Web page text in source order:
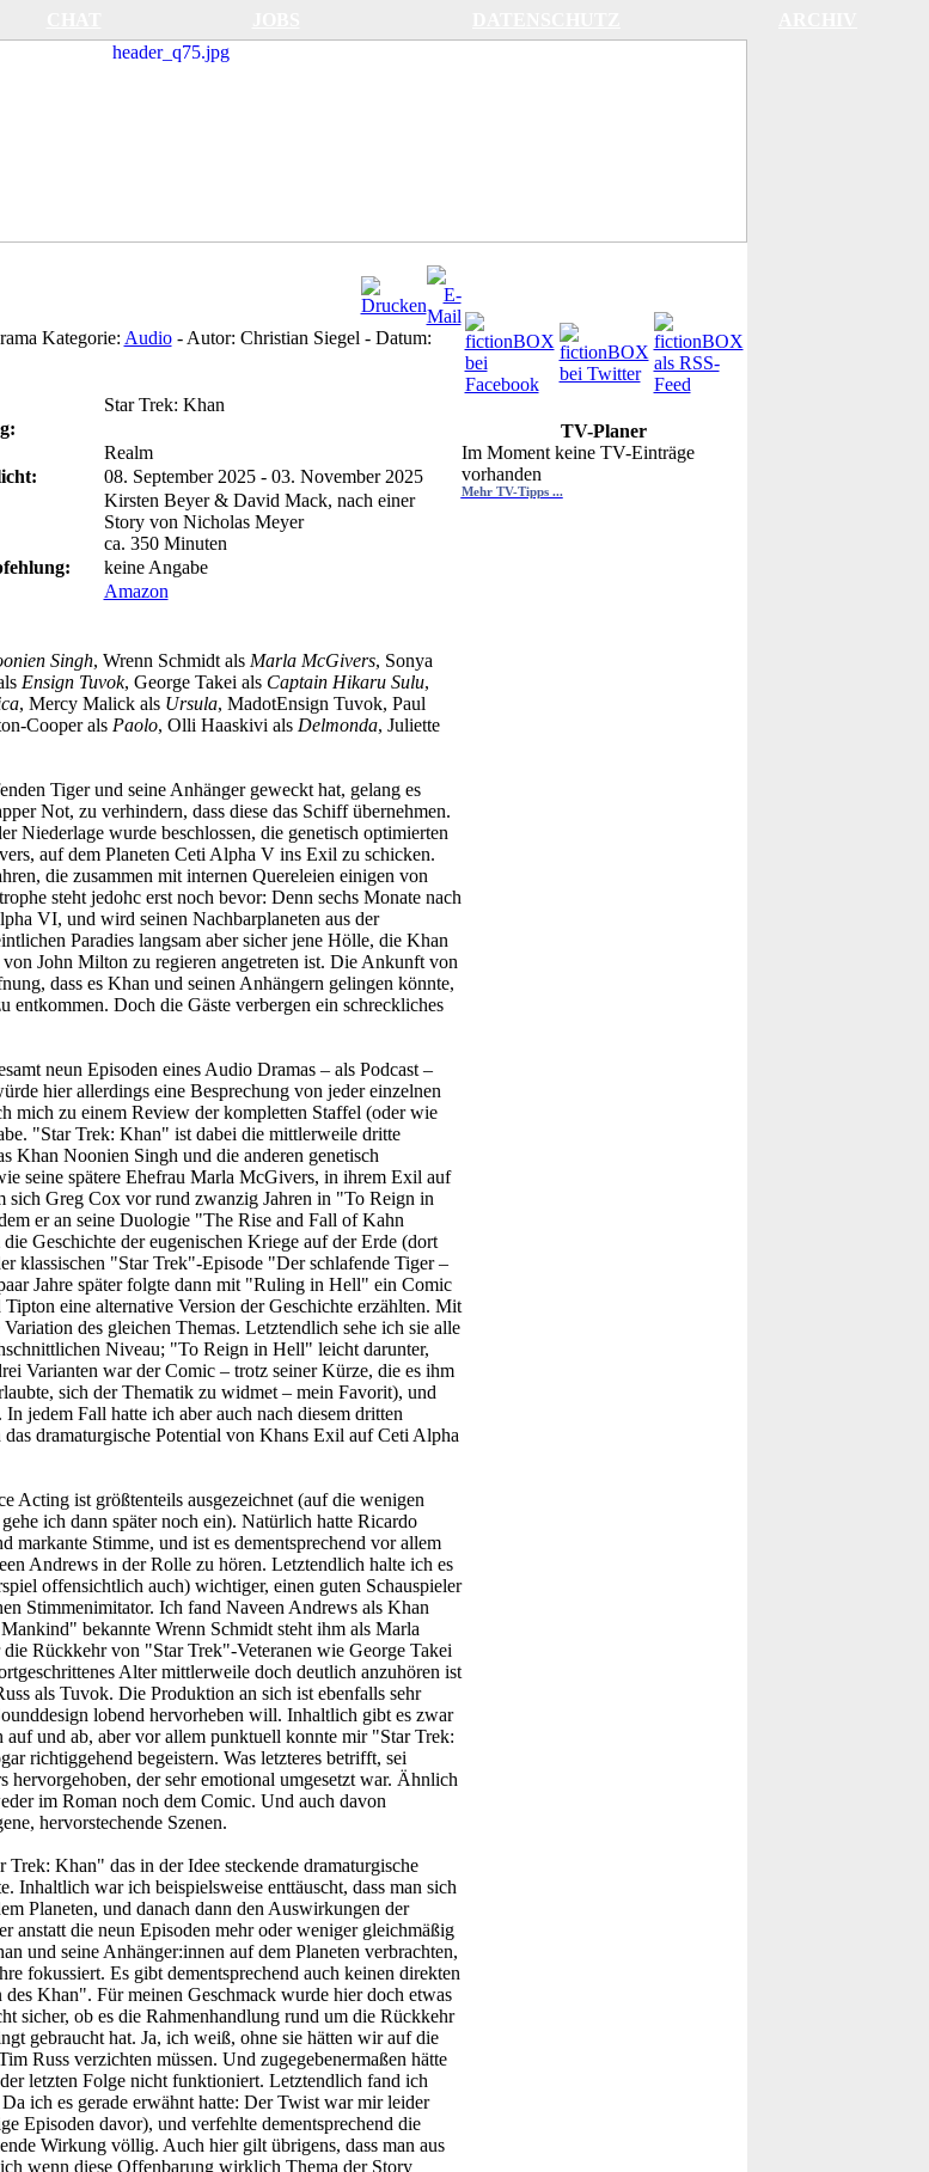
Kategorie: Audio- Autor: Christian Siegel - Datum:
Star Trek: Khan
Realm
08. September 2025 - 03. November 2025
Kirsten Beyer & David Mack, nach einer
Story von Nicholas Meyer
ca. 350 Minuten
keine Angabe
Amazon
Singh, Wrenn Schmidt als Marla McGivers, Sonya
Ensign Tuvok, George Takei als Captain Hikaru Sulu,
, Mercy Malick als Ursula, MadotEnsign Tuvok, Paul
Cooper als Paolo, Olli Haaskivi als Delmonda, Juliette
Tiger und seine Anhänger geweckt hat, gelang es
Not, zu verhindern, dass diese das Schiff übernehmen.
Niederlage wurde beschlossen, die genetisch optimierten
auf dem Planeten Ceti Alpha V ins Exil zu schicken.
die zusammen mit internen Quereleien einigen von
steht jedohc erst noch bevor: Denn sechs Monate nach
VI, und wird seinen Nachbarplaneten aus der
Paradies langsam aber sicher jene Hölle, die Khan
John Milton zu regieren angetreten ist. Die Ankunft von
dass es Khan und seinen Anhängern gelingen könnte,
entkommen. Doch die Gäste verbergen ein schreckliches
neun Episoden eines Audio Dramas – als Podcast –
hier allerdings eine Besprechung von jeder einzelnen
mich zu einem Review der kompletten Staffel (oder wie
"Star Trek: Khan" ist dabei die mittlerweile dritte
Khan Noonien Singh und die anderen genetisch
seine spätere Ehefrau Marla McGivers, in ihrem Exil auf
Greg Cox vor rund zwanzig Jahren in "To Reign in
er an seine Duologie "The Rise and Fall of Kahn
Geschichte der eugenischen Kriege auf der Erde (dort
klassischen "Star Trek"-Episode "Der schlafende Tiger –
Jahre später folgte dann mit "Ruling in Hell" ein Comic
eine alternative Version der Geschichte erzählten. Mit
des gleichen Themas. Letztendlich sehe ich sie alle
Niveau; "To Reign in Hell" leicht darunter,
Varianten war der Comic – trotz seiner Kürze, die es ihm
sich der Thematik zu widmet – mein Favorit), und
jedem Fall hatte ich aber auch nach diesem dritten
dramaturgische Potential von Khans Exil auf Ceti Alpha
Acting ist größtenteils ausgezeichnet (auf die wenigen
ich dann später noch ein). Natürlich hatte Ricardo
markante Stimme, und ist es dementsprechend vor allem
Andrews in der Rolle zu hören. Letztendlich halte ich es
offensichtlich auch) wichtiger, einen guten Schauspieler
Stimmenimitator. Ich fand Naveen Andrews als Khan
bekannte Wrenn Schmidt steht ihm als Marla
Rückkehr von "Star Trek"-Veteranen wie George Takei
Alter mittlerweile doch deutlich anzuhören ist
als Tuvok. Die Produktion an sich ist ebenfalls sehr
lobend hervorheben will. Inhaltlich gibt es zwar
auf und ab, aber vor allem punktuell konnte mir "Star Trek:
richtiggehend begeistern. Was letzteres betrifft, sei
der sehr emotional umgesetzt war. Ähnlich
im Roman noch dem Comic. Und auch davon
hervorstechende Szenen.
Khan" das in der Idee steckende dramaturgische
Inhaltlich war ich beispielsweise enttäuscht, dass man sich
Planeten, und danach dann den Auswirkungen der
die neun Episoden mehr oder weniger gleichmäßig
und seine Anhänger:innen auf dem Planeten verbrachten,
fokussiert. Es gibt dementsprechend auch keinen direkten
Khan". Für meinen Geschmack wurde hier doch etwas
sicher, ob es die Rahmenhandlung rund um die Rückkehr
gebraucht hat. Ja, ich weiß, ohne sie hätten wir auf die
Russ verzichten müssen. Und zugegebenermaßen hätte
letzten Folge nicht funktioniert. Letztendlich fand ich
ich es gerade erwähnt hatte: Der Twist war mir leider
Episoden davor), und verfehlte dementsprechend die
Wirkung völlig. Auch hier gilt übrigens, dass man aus
wenn diese Offenbarung wirklich Thema der Story
TV-Planer
Im Moment keine TV-Einträge
vorhanden
Mehr TV-Tipps ...